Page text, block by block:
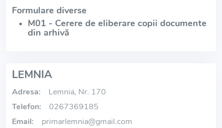
Formulare diverse
M01 - Cerere de eliberare copii documente
din arhivă
LEMNIA
Adresa:
Lemnia, Nr. 170
Telefon:
0267369185
Email:
primarlemnia@gmail.com